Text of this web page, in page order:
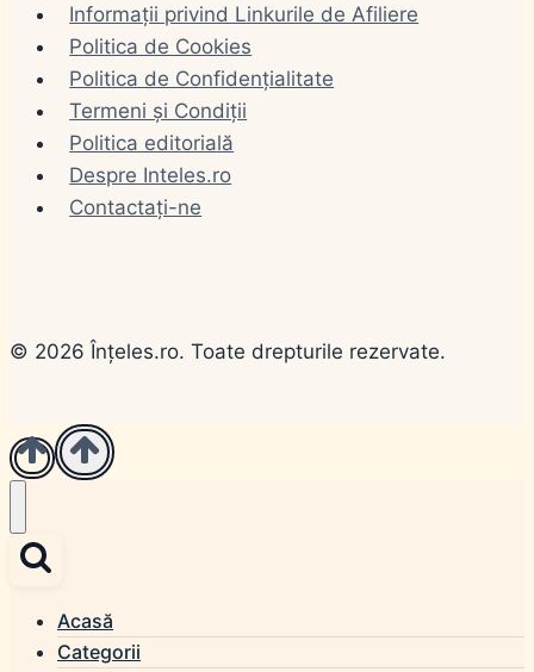
Informații privind Linkurile de Afiliere
Politica de Cookies
Politica de Confidențialitate
Termeni și Condiții
Politica editorială
Despre Inteles.ro
Contactați-ne
© 2026 Înțeles.ro. Toate drepturile rezervate.
Acasă
Categorii